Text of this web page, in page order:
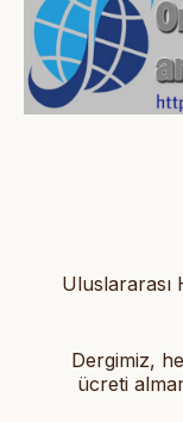
Uluslararası
Dergimiz,
ücreti